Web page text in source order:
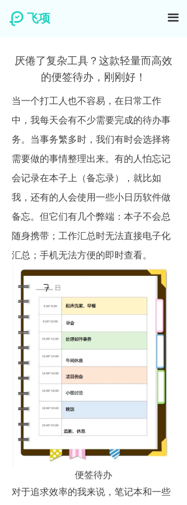
飞项 끀
厌倦了复杂工具？这款轻量而高效
的便签待办，刚刚好！
当一个打工人也不容易，在日常工作
中，我每天会有不少需要完成的待办事
务。当事务繁多时，我们有时会选择将
需要做的事情整理出来。有的人怕忘记
会记录在本子上（备忘录），就比如
我，还有的人会使用一些小日历软件做
备忘。但它们有几个弊端：本子不会总
随身携带；工作汇总时无法直接电子化
汇总；手机无法方便的即时查看。
便签待办
对于追求效率的我来说，笔记本和一些